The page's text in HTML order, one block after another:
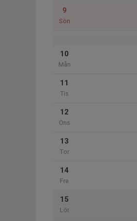
9
Sön
10
Mån
11
Tis
12
Ons
13
Tor
14
Fre
15
Lör